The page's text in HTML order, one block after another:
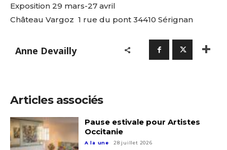
Exposition 29 mars-27 avril
Château Vargoz 1 rue du pont 34410 Sérignan
Anne Devailly
Articles associés
Pause estivale pour Artistes
Occitanie
A la une 28 juillet 2026